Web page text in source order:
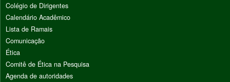
Colégio de Dirigentes
Calendário Acadêmico
Lista de Ramais
Comunicação
Ética
Comitê de Ética na Pesquisa
Agenda de autoridades